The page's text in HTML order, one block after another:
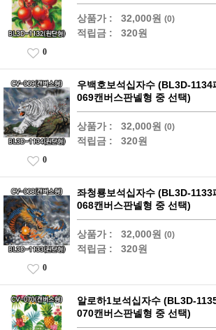
상품가 : 32,000원 (0)
적립금 : 320원
0
우백호보석십자수 (BL3D-1134
069캔버스판넬형 중 선택)
상품가 : 32,000원 (0)
적립금 : 320원
0
좌청룡보석십자수 (BL3D-1133
068캔버스판넬형 중 선택)
상품가 : 32,000원 (0)
적립금 : 320원
0
알로하1보석십자수 (BL3D-
070캔버스판넬형 중 선택)